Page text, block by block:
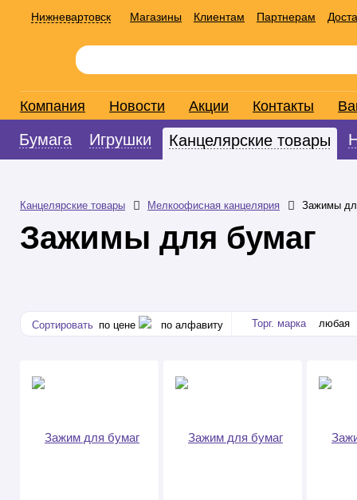
Нижневартовск Магазины Клиентам Партнерам
Компания Новости Акции Контакты
Бумага Игрушки Канцелярские товары
Канцелярские товары Мелкоофисная канцелярия Зажимы
Зажимы для бумаг
Сортировать по цене по алфавиту Торг. марка любая